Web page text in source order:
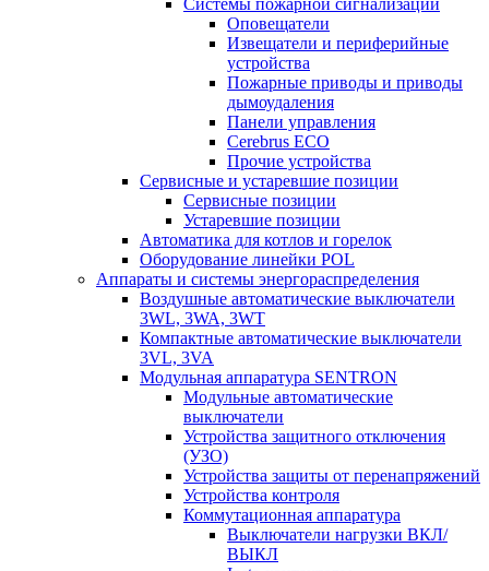
Системы пожарной сигнализации
Оповещатели
Извещатели и периферийные
устройства
Пожарные приводы и приводы
дымоудаления
Панели управления
Cerebrus ECO
Прочие устройства
Сервисные и устаревшие позиции
Сервисные позиции
Устаревшие позиции
Автоматика для котлов и горелок
Оборудование линейки POL
Аппараты и системы энергораспределения
Воздушные автоматические выключатели
3WL, 3WA, 3WT
Компактные автоматические выключатели
3VL, 3VA
Модульная аппаратура SENTRON
Модульные автоматические
выключатели
Устройства защитного отключения
(УЗО)
Устройства защиты от перенапряжений
Устройства контроля
Коммутационная аппаратура
Выключатели нагрузки ВКЛ/
ВЫКЛ